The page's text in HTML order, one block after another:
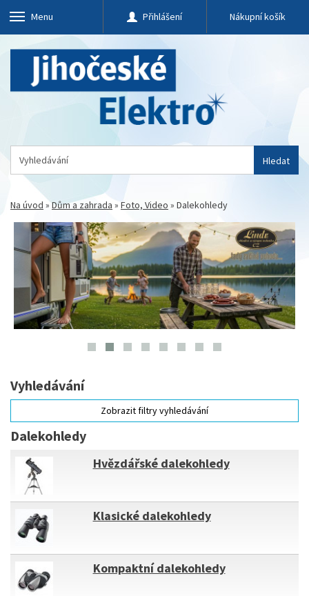
Menu Přihlášení Nákupní košík
Hledat
Na úvod »Dům a zahrada » Foto, Video » Dalekohledy
Vyhledávání
Zobrazit filtry vyhledávání
Dalekohledy
Hvězdářské dalekohledy
Klasické dalekohledy
Kompaktní dalekohledy